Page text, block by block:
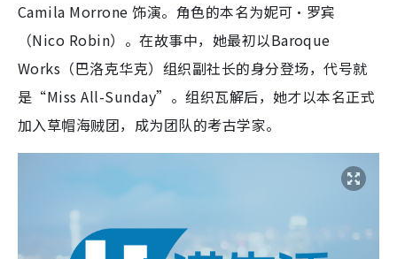
Camila Morrone 饰演。角色的本名为妮可·罗宾
（Nico Robin）。在故事中，她最初以Baroque
Works（巴洛克华克）组织副社长的身分登场，代号就
是“Miss All-Sunday”。组织瓦解后，她才以本名正式
加入草帽海贼团，成为团队的考古学家。